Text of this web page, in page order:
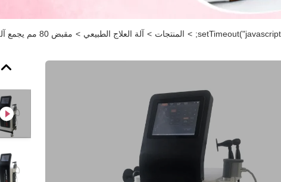
> المنتجات > آلة العلاج الطبيعي > مقبض 80 مم يجمع آلة الموجات فوق الصوتية 6 بار للتخسيس الأخمصي